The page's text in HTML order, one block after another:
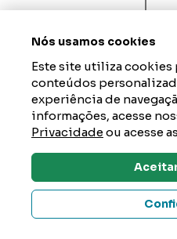
Nós usamos cookies
Este site utiliza cookies
conteúdos
experiência de
informações, acesse
Privacidadeou acesse